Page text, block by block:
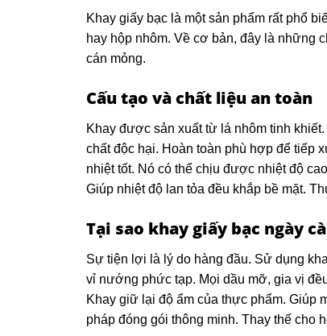
Khay giấy bạc là một sản phẩm rất phổ
hay hộp nhôm. Về cơ bản, đây là những
cán mỏng.
Cấu tạo và chất liệu an toàn
Khay được sản xuất từ lá nhôm tinh
chất độc hại. Hoàn toàn phù hợp để tiếp
nhiệt tốt. Nó có thể chịu được nhiệt độ
Giúp nhiệt độ lan tỏa đều khắp bề mặt.
Tại sao khay giấy bạc ngày
Sự tiện lợi là lý do hàng đầu. Sử dụng
vỉ nướng phức tạp. Mọi dầu mỡ, gia vị
Khay giữ lại độ ẩm của thực phẩm. Giúp
pháp đóng gói thông minh. Thay thế cho